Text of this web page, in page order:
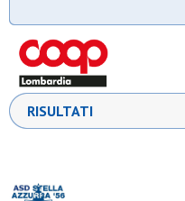
RISULTATI